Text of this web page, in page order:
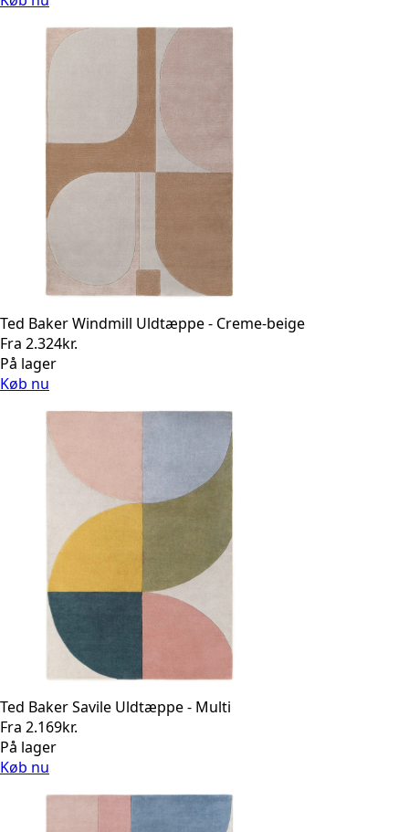
Ted Baker Windmill Uldtæppe - Creme-beige
Fra 2.324kr.
På lager
Køb nu
Ted Baker Savile Uldtæppe - Multi
Fra 2.169kr.
På lager
Køb nu